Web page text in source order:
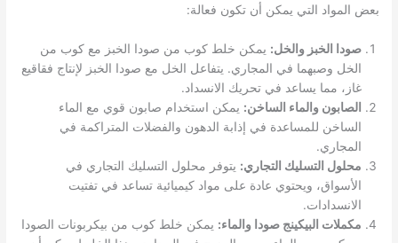
بعض المواد التي يمكن أن تكون فعالة:
صودا الخبز والخل: يمكن خلط كوب من صودا الخبز مع كوب من
الخل وصبهما في المجاري. يتفاعل الخل مع صودا الخبز لإنتاج فقاقيع
غاز، مما يساعد في تحريك الانسداد.
الصابون والماء الساخن: يمكن استخدام صابون قوي مع الماء
الساخن للمساعدة في إذابة الدهون والفضلات المتراكمة في
المجاري.
محلول التسليك التجاري: يتوفر محلول التسليك التجاري في
الأسواق، ويحتوي عادة على مواد كيميائية تساعد في تفتيت
الانسدادات.
مكملات البيكينج صودا والماء: يمكن خلط كوب من بيكربونات الصودا